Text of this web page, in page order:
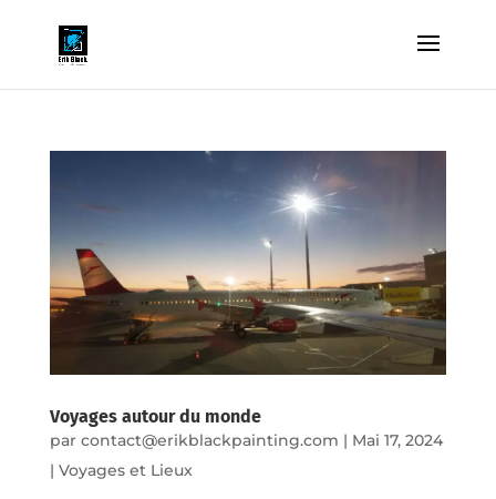
Voyages autour du monde
par contact@erikblackpainting.com | Mai 17, 2024
| Voyages et Lieux